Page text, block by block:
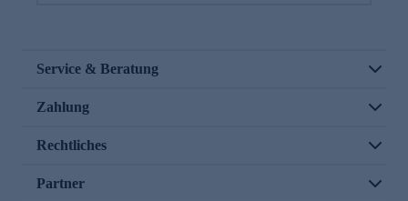
Service & Beratung
Zahlung
Rechtliches
Partner